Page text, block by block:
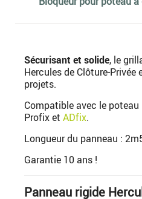
Sécurisant et solide, le
Hercules de Clôture-
projets.
Compatible avec le
Profix et ADfix.
Longueur du panneau :
Garantie 10 ans !
Panneau rigide